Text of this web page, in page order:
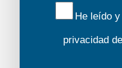
He leído
privacidad